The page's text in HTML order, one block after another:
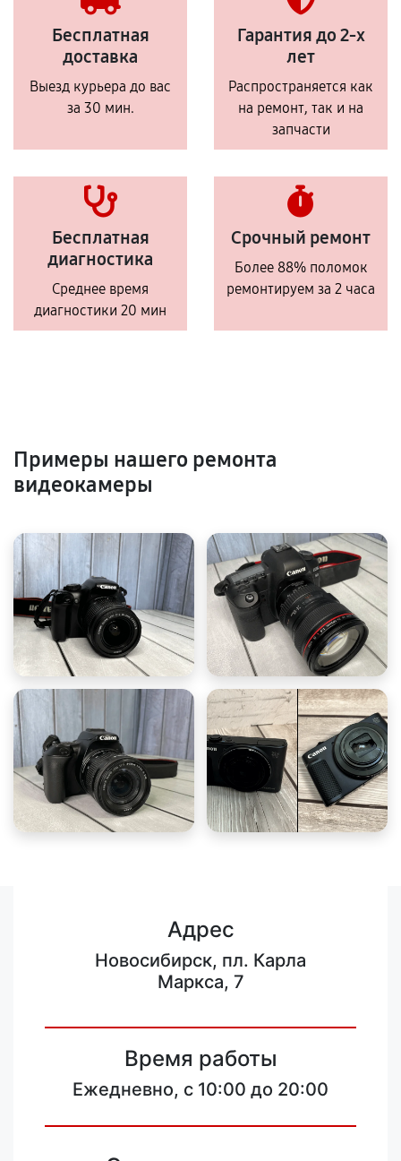
Бесплатная
доставка
Выезд курьера до вас
за 30 мин.
Гарантия до 2-х
лет
Распространяется как
на ремонт, так и на
запчасти
Бесплатная
диагностика
Среднее время
диагностики 20 мин
Срочный ремонт
Более 88% поломок
ремонтируем за 2 часа
Примеры нашего ремонта
видеокамеры
Адрес
Новосибирск, пл. Карла
Маркса, 7
Время работы
Ежедневно, с 10:00 до 20:00